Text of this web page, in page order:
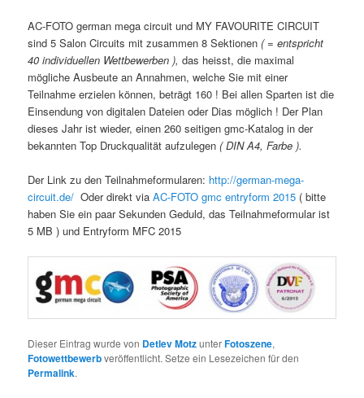
AC-FOTO german mega circuit und MY FAVOURITE CIRCUIT
sind 5 Salon Circuits mit zusammen 8 Sektionen ( = entspricht
40 individuellen Wettbewerben ), das heisst, die maximal
mögliche Ausbeute an Annahmen, welche Sie mit einer
Teilnahme erzielen können, beträgt 160 ! Bei allen Sparten ist die
Einsendung von digitalen Dateien oder Dias möglich ! Der Plan
dieses Jahr ist wieder, einen 260 seitigen gmc-Katalog in der
bekannten Top Druckqualität aufzulegen ( DIN A4, Farbe ).
Der Link zu den Teilnahmeformularen: http://german-mega-
circuit.de/ Oder direkt viaAC-FOTO gmc entryform 2015 ( bitte
haben Sie ein paar Sekunden Geduld, das Teilnahmeformular ist
5 MB ) und Entryform MFC 2015
Dieser Eintrag wurde von Detlev MotzunterFotoszene,
Fotowettbewerbveröffentlicht. Setze ein Lesezeichen für den
Permalink.